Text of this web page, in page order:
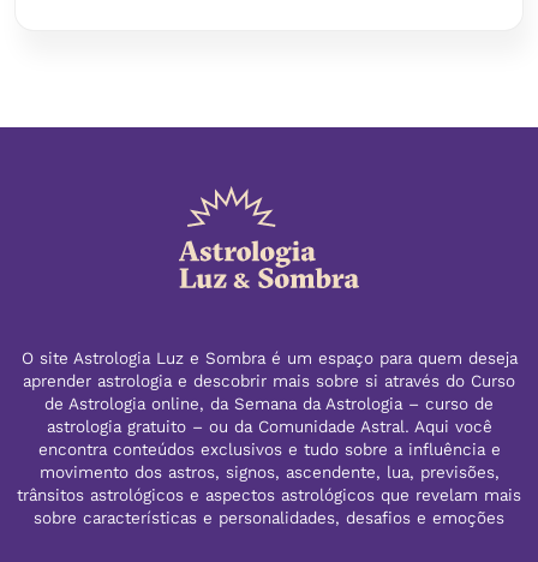
O site Astrologia Luz e Sombra é um espaço para quem deseja
aprender astrologia e descobrir mais sobre si através do Curso
de Astrologia online, da Semana da Astrologia – curso de
astrologia gratuito – ou da Comunidade Astral. Aqui você
encontra conteúdos exclusivos e tudo sobre a influência e
movimento dos astros, signos, ascendente, lua, previsões,
trânsitos astrológicos e aspectos astrológicos que revelam mais
sobre características e personalidades, desafios e emoções